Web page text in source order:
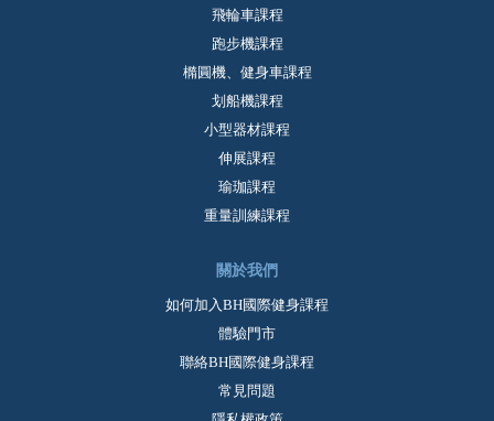
飛輪車課程
跑步機課程
橢圓機、健身車課程
划船機課程
小型器材課程
伸展課程
瑜珈課程
重量訓練課程
關於我們
如何加入BH國際健身課程
體驗門市
聯絡BH國際健身課程
常見問題